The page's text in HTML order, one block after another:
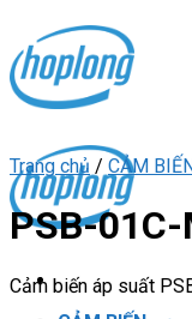
content
Trang chủ / CẢM
PSB-
Cảm biến áp suất